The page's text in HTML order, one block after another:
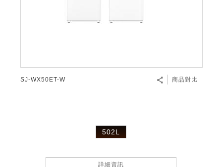
SJ-WX50ET-W 商品對比
502L
詳細資訊